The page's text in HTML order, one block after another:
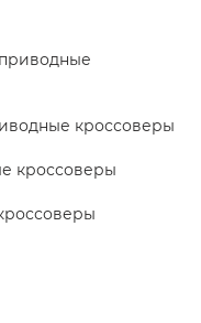
кроссоверы
кроссоверы